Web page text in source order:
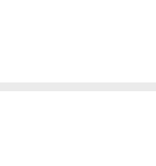
حاصل کنید،